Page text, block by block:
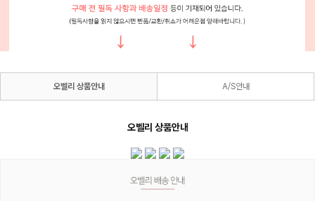
오벨리 상품안내 A/S안내
오벨리 상품안내